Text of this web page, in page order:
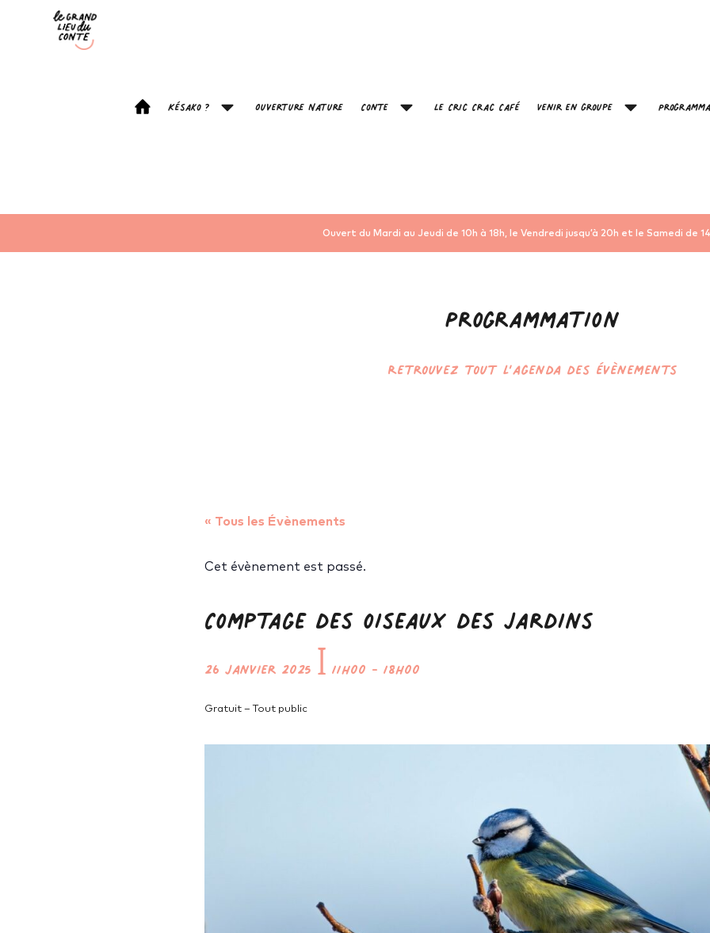
Késako ? Ouverture Nature Conte Le Cric Crac Café Venir en groupe
Ouvert du Mardi au Jeudi de 10h à 18h, le Vendredi jusqu’à 20h et le Samedi de
Programmation
Retrouvez tout l’agenda des évènements
« Tous les Évènements
Cet évènement est passé.
Comptage des oiseaux des jardins
26 janvier 2025 ꟾ 11h00 - 18h00
Gratuit – Tout public